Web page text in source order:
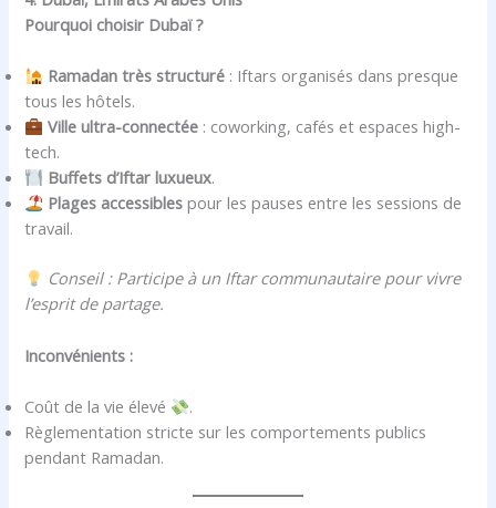
Pourquoi choisir Dubaï ?
Ramadan très structuré : Iftars organisés dans presque
tous les hôtels.
Ville ultra-connectée : coworking, cafés et espaces high-
tech.
Buffets d’Iftar luxueux.
Plages accessibles pour les pauses entre les sessions de
travail.
Conseil : Participe à un Iftar communautaire pour vivre
l’esprit de partage.
Inconvénients :
Coût de la vie élevé
.
Règlementation stricte sur les comportements publics
pendant Ramadan.